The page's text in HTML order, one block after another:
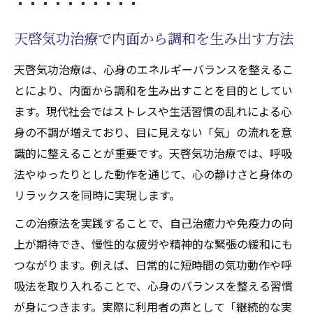
天啓気功治療で内面から調和を生み出す方法
天啓気功治療は、心身のエネルギーバランスを整えるこ
とにより、内面から調和を生み出すことを目的としてい
ます。現代社会ではストレスや生活習慣の乱れによる心
身の不調が増えており、目に見えない「気」の流れを意
識的に整えることが重要です。天啓気功治療では、呼吸
法やゆったりとした動作を通じて、心の静けさと身体の
リラックスを同時に実現します。
この治療法を実践することで、自己治癒力や免疫力の向
上が期待でき、慢性的な疲労や精神的な緊張の緩和にも
つながります。例えば、日常的に短時間の気功動作や呼
吸法を取り入れることで、心身のバランスを整える習慣
が身につきます。実際に利用者の声として「継続的な実